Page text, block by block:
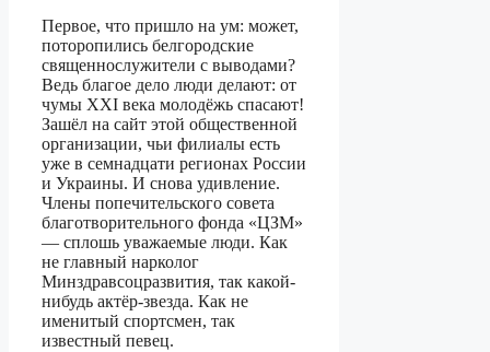
Первое, что пришло на ум: может,
поторопились белгородские
священнослужители с выводами?
Ведь благое дело люди делают: от
чумы XXI века молодёжь спасают!
Зашёл на сайт этой общественной
организации, чьи филиалы есть
уже в семнадцати регионах России
и Украины. И снова удивление.
Члены попечительского совета
благотворительного фонда «ЦЗМ»
— сплошь уважаемые люди. Как
не главный нарколог
Минздравсоцразвития, так какой-
нибудь актёр-звезда. Как не
именитый спортсмен, так
известный певец.